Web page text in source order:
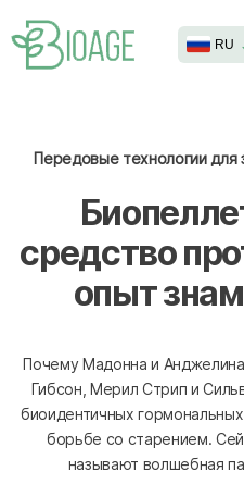
RU
Передовые технологии для
средство
опыт
Почему Мадонна и
Гибсон, Мерил Стрип и
биоидентичных
борьбе со старением.
называют волшебная